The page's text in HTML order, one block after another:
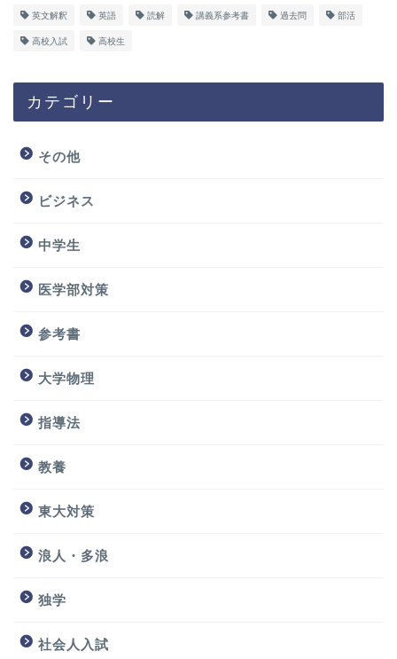
英文解釈 英語 読解 講義系参考書 過去問 部活
高校入試 高校生
カテゴリー
その他
ビジネス
中学生
医学部対策
参考書
大学物理
指導法
教養
東大対策
浪人・多浪
独学
社会人入試